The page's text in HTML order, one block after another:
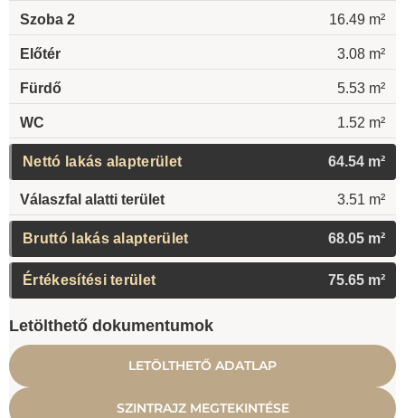
Szoba 2 16.49 m²
Előtér 3.08 m²
Fürdő 5.53 m²
WC 1.52 m²
Nettó lakás alapterület 64.54 m²
Válaszfal alatti terület 3.51 m²
Bruttó lakás alapterület 68.05 m²
Értékesítési terület 75.65 m²
Letölthető dokumentumok
LETÖLTHETŐ ADATLAP
SZINTRAJZ MEGTEKINTÉSE